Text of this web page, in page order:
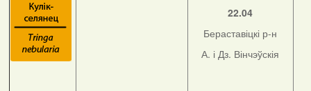
22.04
Бераставіцкі р-н
А. і Дз. Вінчэўскія